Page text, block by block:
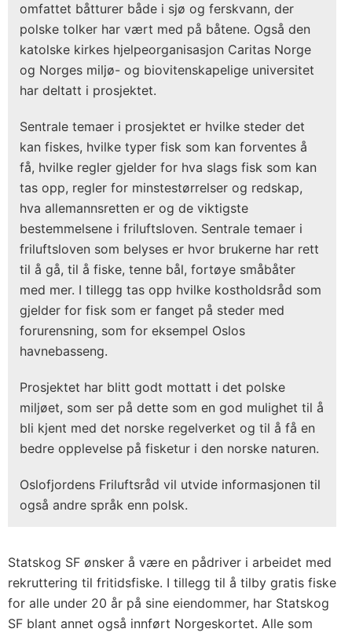
omfattet båtturer både i sjø og ferskvann, der
polske tolker har vært med på båtene. Også den
katolske kirkes hjelpeorganisasjon Caritas Norge
og Norges miljø- og biovitenskapelige universitet
har deltatt i prosjektet.
Sentrale temaer i prosjektet er hvilke steder det
kan fiskes, hvilke typer fisk som kan forventes å
få, hvilke regler gjelder for hva slags fisk som kan
tas opp, regler for minstestørrelser og redskap,
hva allemannsretten er og de viktigste
bestemmelsene i friluftsloven. Sentrale temaer i
friluftsloven som belyses er hvor brukerne har rett
til å gå, til å fiske, tenne bål, fortøye småbåter
med mer. I tillegg tas opp hvilke kostholdsråd som
gjelder for fisk som er fanget på steder med
forurensning, som for eksempel Oslos
havnebasseng.
Prosjektet har blitt godt mottatt i det polske
miljøet, som ser på dette som en god mulighet til å
bli kjent med det norske regelverket og til å få en
bedre opplevelse på fisketur i den norske naturen.
Oslofjordens Friluftsråd vil utvide informasjonen til
også andre språk enn polsk.
Statskog SF ønsker å være en pådriver i arbeidet med
rekruttering til fritidsfiske. I tillegg til å tilby gratis fiske
for alle under 20 år på sine eiendommer, har Statskog
SF blant annet også innført Norgeskortet. Alle som